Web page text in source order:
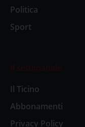
Politica
Sport
Il settimanale
Il Ticino
Abbonamenti
Privacy Policy